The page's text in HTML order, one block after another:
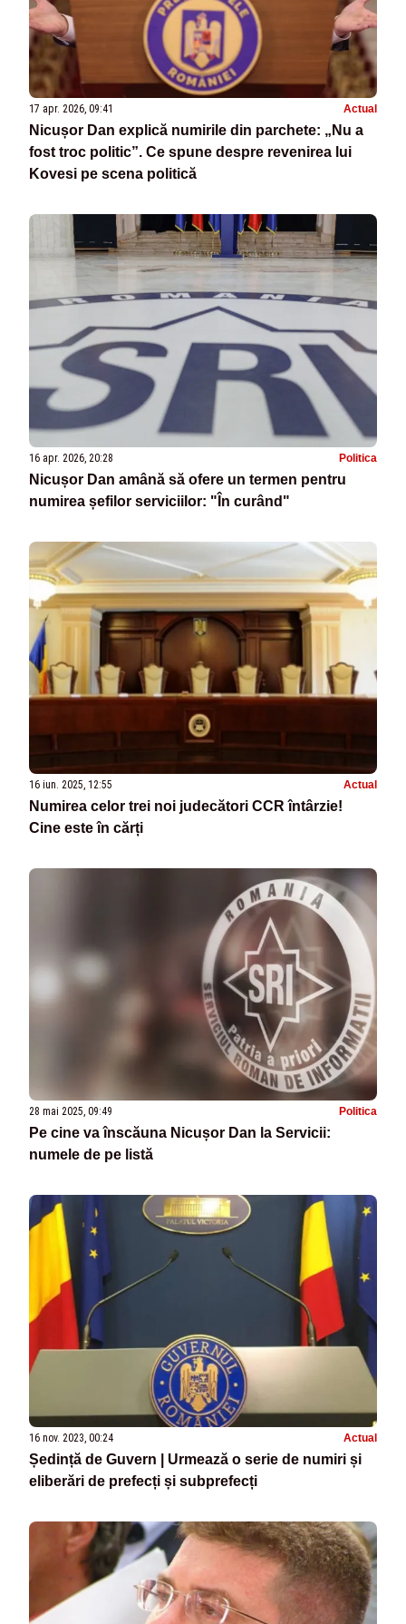
17 apr. 2026, 09:41 Actual
Nicușor Dan explică numirile din parchete: „Nu a
fost troc politic”. Ce spune despre revenirea lui
Kovesi pe scena politică
16 apr. 2026, 20:28 Politica
Nicușor Dan amână să ofere un termen pentru
numirea șefilor serviciilor: "În curând"
16 iun. 2025, 12:55 Actual
Numirea celor trei noi judecători CCR întârzie!
Cine este în cărți
28 mai 2025, 09:49 Politica
Pe cine va înscăuna Nicușor Dan la Servicii:
numele de pe listă
16 nov. 2023, 00:24 Actual
Ședință de Guvern | Urmează o serie de numiri și
eliberări de prefecți și subprefecți